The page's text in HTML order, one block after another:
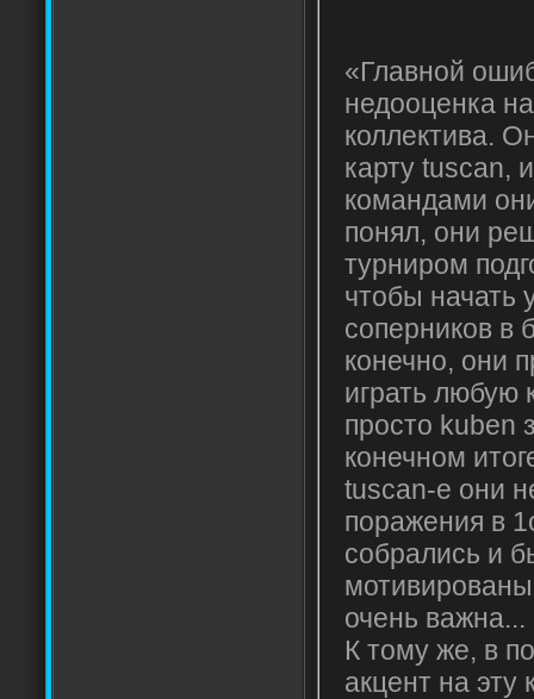
«Главной
недооценка
коллектива.
карту tuscan,
командами
понял, они
турниром
чтобы начать
соперников в
конечно, они
играть любую
просто kuben
конечном
tuscan-е они
поражения в
собрались и
очень
К тому же, в
акцент на эту